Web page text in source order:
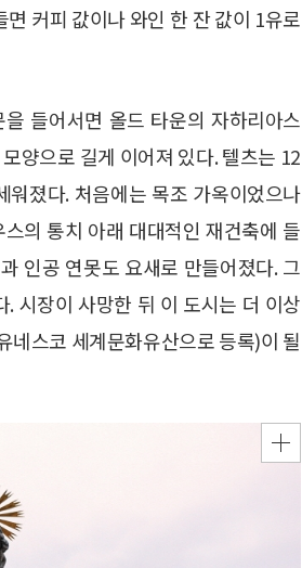
커피 값이나 와인 한 잔 값이 1유로
들어서면 올드 타운의 자하리아스
양으로 길게 이어져 있다. 텔츠는 12
졌다. 처음에는 목조 가옥이었으나
의 통치 아래 대대적인 재건축에 들
인공 연못도 요새로 만들어졌다. 그
시장이 사망한 뒤 이 도시는 더 이상
네스코 세계문화유산으로 등록)이 될